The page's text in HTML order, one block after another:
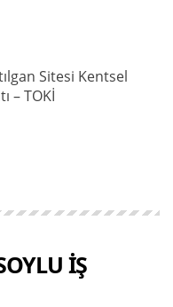
Sitesi Kentsel
– TOKİ
İŞ